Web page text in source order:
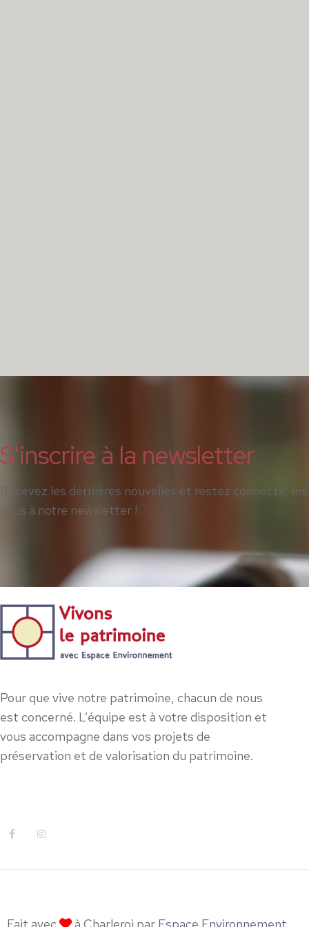
S'inscrire à la newsletter
Recevez les dernières nouvelles et restez connecté,
vous à notre newsletter !
Pour que vive notre patrimoine, chacun de nous
est concerné. L’équipe est à votre disposition et
vous accompagne dans vos projets de
préservation et de valorisation du patrimoine.